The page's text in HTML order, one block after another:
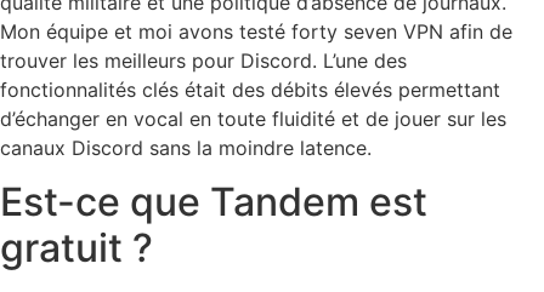
Mon équipe et moi avons testé forty seven VPN afin de
trouver les meilleurs pour Discord. L’une des
fonctionnalités clés était des débits élevés permettant
d’échanger en vocal en toute fluidité et de jouer sur les
canaux Discord sans la moindre latence.
Est-ce que Tandem est
gratuit ?